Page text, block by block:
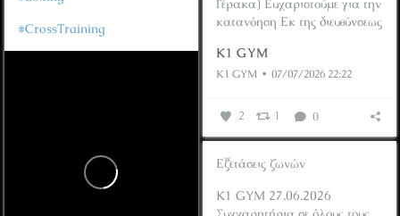
#CrossTraining
Γέρακα) Ευχαριστούμε για την
κατανόηση Εκ της διευθύνσεως
K1 GYM
K1 GYM 07/07/2026 22:22
2 1 0
Εξετάσεις ζωνών
K1 GYM 27.06.2026